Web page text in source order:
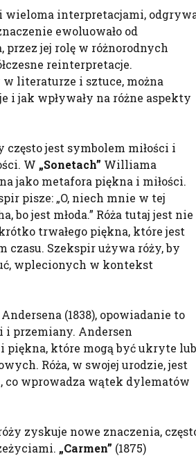
wieloma interpretacjami,
ewoluowało od
jej rolę w różnorodnych
reinterpretacje.
literaturze i sztuce, można
i jak wpływały na różne aspekty
często jest symbolem miłości i
W „Sonetach” Williama
jako metafora piękna i miłości.
pisze: „O, niech mnie w tej
bo jest młoda.” Róża tutaj jest nie
trwałego piękna, które jest
czasu. Szekspir używa róży, by
wplecionych w kontekst
(1838), opowiadanie to
i przemiany. Andersen
piękna, które mogą być ukryte lub
Róża, w swojej urodzie, jest
co wprowadza wątek dylematów
zyskuje nowe znaczenia,
„Carmen” (1875)